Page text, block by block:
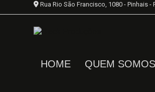
Rua Rio São Francisco, 1080 - Pinhais -
HOME QUEM SOMOS